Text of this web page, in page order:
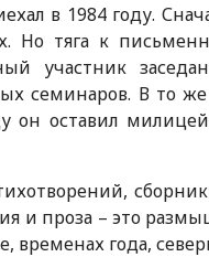
в 1984 году.
Но тяга к
участник
семинаров. В то
он оставил
и проза – это
временах года,